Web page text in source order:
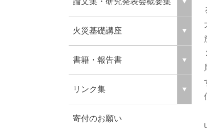
火災基礎講座
書籍・報告書
リンク集
寄付のお願い